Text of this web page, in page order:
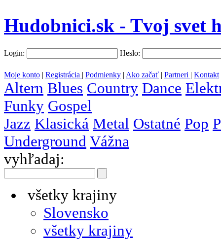
Hudobnici.sk - Tvoj svet
Login: Heslo:
Moje konto | Registrácia | Podmienky | Ako začať | Partneri | Kontakt
Altern Blues Country Dance
Funky Gospel
Jazz Klasická Metal Ostatné Pop
Underground Vážna
vyhľadaj:
všetky krajiny
Slovensko
všetky krajiny